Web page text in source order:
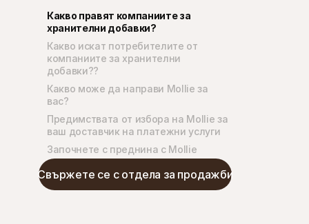
Какво правят компаниите за
хранителни добавки?
Какво искат потребителите от
компаниите за хранителни
добавки??
Какво може да направи Mollie за
вас?
Предимствата от избора на Mollie за
ваш доставчик на платежни услуги
Започнете с преднина с Mollie
Свържете се с отдела за продажби